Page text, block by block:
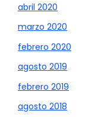
abril 2020
marzo 2020
febrero 2020
agosto 2019
febrero 2019
agosto 2018